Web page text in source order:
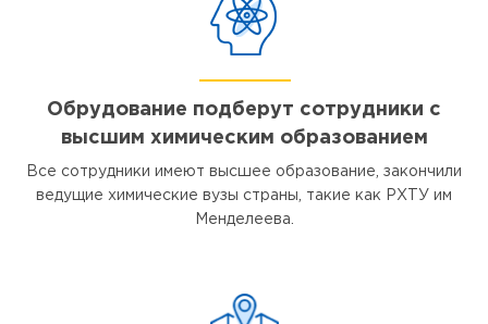
Обрудование подберут сотрудники с
высшим химическим образованием
Все сотрудники имеют высшее образование, закончили
ведущие химические вузы страны, такие как РХТУ им
Менделеева.